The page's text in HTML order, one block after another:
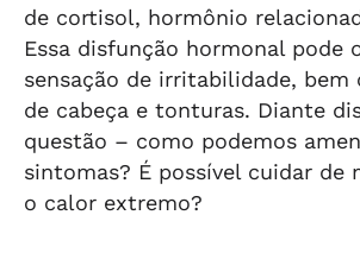
de cortisol, hormônio
Essa disfunção hormonal pode
sensação de irritabilidade, bem
de cabeça e tonturas. Diante
questão – como podemos
sintomas? É possível cuidar de
o calor extremo?